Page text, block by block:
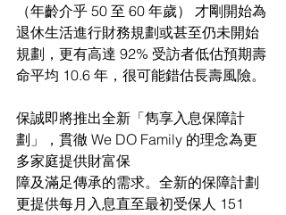
（年齡介乎 50 至 60 年歲） 才剛開始為
退休生活進行財務規劃或甚至仍未開始
規劃，更有高達 92% 受訪者低估預期壽
命平均 10.6 年，很可能錯估長壽風險。
保誠即將推出全新「雋享入息保障計
劃」，貫徹 We DO Family 的理念為更
多家庭提供財富保
障及滿足傳承的需求。全新的保障計劃
更提供每月入息直至最初受保人 151